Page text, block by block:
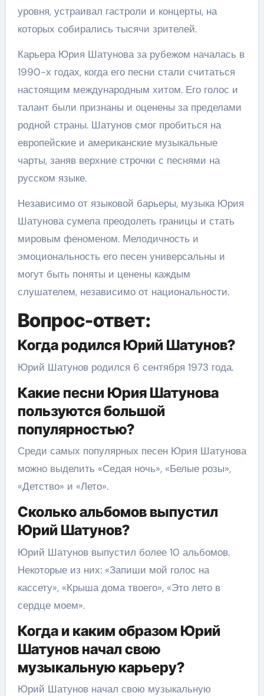
уровня, устраивал гастроли и концерты, на
которых собирались тысячи зрителей.
Карьера Юрия Шатунова за рубежом началась в
1990-х годах, когда его песни стали считаться
настоящим международным хитом. Его голос и
талант были признаны и оценены за пределами
родной страны. Шатунов смог пробиться на
европейские и американские музыкальные
чарты, заняв верхние строчки с песнями на
русском языке.
Независимо от языковой барьеры, музыка Юрия
Шатунова сумела преодолеть границы и стать
мировым феноменом. Мелодичность и
эмоциональность его песен универсальны и
могут быть поняты и ценены каждым
слушателем, независимо от национальности.
Вопрос-ответ:
Когда родился Юрий Шатунов?
Юрий Шатунов родился 6 сентября 1973 года.
Какие песни Юрия Шатунова
пользуются большой
популярностью?
Среди самых популярных песен Юрия Шатунова
можно выделить «Седая ночь», «Белые розы»,
«Детство» и «Лето».
Сколько альбомов выпустил
Юрий Шатунов?
Юрий Шатунов выпустил более 10 альбомов.
Некоторые из них: «Запиши мой голос на
кассету», «Крыша дома твоего», «Это лето в
сердце моем».
Когда и каким образом Юрий
Шатунов начал свою
музыкальную карьеру?
Юрий Шатунов начал свою музыкальную